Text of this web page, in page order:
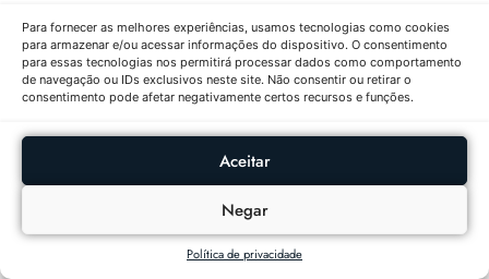
Para fornecer as melhores experiências, usamos tecnologias como cookies
para armazenar e/ou acessar informações do dispositivo. O consentimento
para essas tecnologias nos permitirá processar dados como comportamento
de navegação ou IDs exclusivos neste site. Não consentir ou retirar o
consentimento pode afetar negativamente certos recursos e funções.
Aceitar
Negar
Política de privacidade
FUNDOS
IMOBILIÁRIOS
RANKING
DIÁRIO
Fundos Imobiliários Com
Maiores Altas E Baixas
Em 07/08/2026
CRIPTOMOEDAS
DIÁRIO